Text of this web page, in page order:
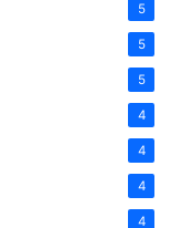
5
5
5
4
4
4
4